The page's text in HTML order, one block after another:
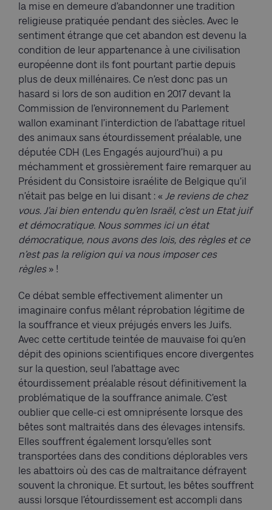
la mise en demeure d’abandonner une tradition
religieuse pratiquée pendant des siècles. Avec le
sentiment étrange que cet abandon est devenu la
condition de leur appartenance à une civilisation
européenne dont ils font pourtant partie depuis
plus de deux millénaires. Ce n’est donc pas un
hasard si lors de son audition en 2017 devant la
Commission de l’environnement du Parlement
wallon examinant l’interdiction de l’abattage rituel
des animaux sans étourdissement préalable, une
députée CDH (Les Engagés aujourd’hui) a pu
méchamment et grossièrement faire remarquer au
Président du Consistoire israélite de Belgique qu’il
n’était pas belge en lui disant : « Je reviens de chez
vous. J’ai bien entendu qu’en Israël, c’est un Etat juif
et démocratique. Nous sommes ici un état
démocratique, nous avons des lois, des règles et ce
n’est pas la religion qui va nous imposer ces
règles» !
Ce débat semble effectivement alimenter un
imaginaire confus mêlant réprobation légitime de
la souffrance et vieux préjugés envers les Juifs.
Avec cette certitude teintée de mauvaise foi qu’en
dépit des opinions scientifiques encore divergentes
sur la question, seul l’abattage avec
étourdissement préalable résout définitivement la
problématique de la souffrance animale. C’est
oublier que celle-ci est omniprésente lorsque des
bêtes sont maltraités dans des élevages intensifs.
Elles souffrent également lorsqu’elles sont
transportées dans des conditions déplorables vers
les abattoirs où des cas de maltraitance défrayent
souvent la chronique. Et surtout, les bêtes souffrent
aussi lorsque l’étourdissement est accompli dans